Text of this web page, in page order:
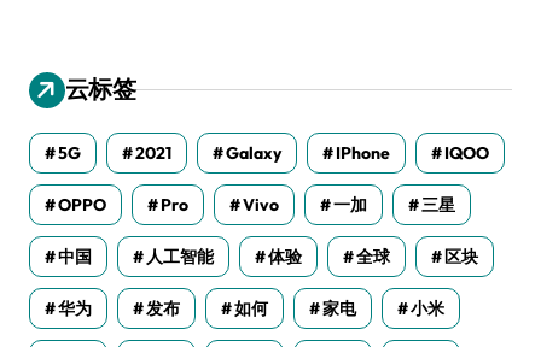
云标签
5G 2021 Galaxy IPhone IQOO
OPPO Pro Vivo 一加 三星
中国 人工智能 体验 全球 区块
华为 发布 如何 家电 小米